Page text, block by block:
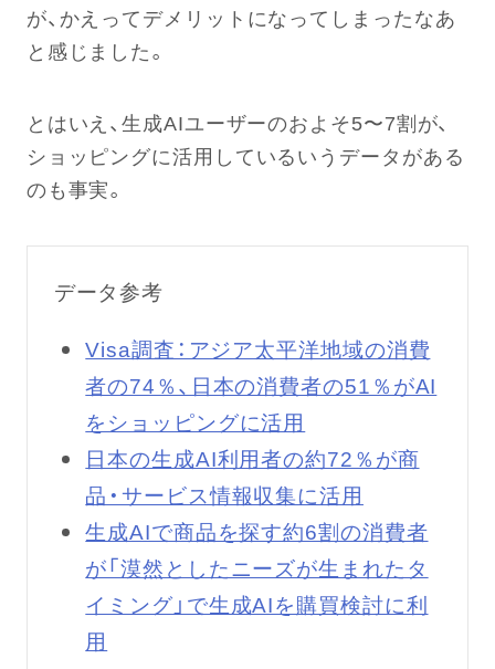
が、かえってデメリットになってしまったなあ
と感じました。
とはいえ、生成AIユーザーのおよそ5〜7割が、
ショッピングに活用しているいうデータがある
のも事実。
データ参考
Visa調査：アジア太平洋地域の消費
者の74％、日本の消費者の51％がAI
をショッピングに活用
日本の生成AI利用者の約72％が商
品・サービス情報収集に活用
生成AIで商品を探す約6割の消費者
が「漠然としたニーズが生まれたタ
イミング」で生成AIを購買検討に利
用